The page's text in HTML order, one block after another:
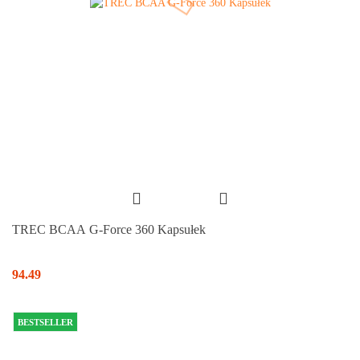
TREC BCAA G-Force 360 Kapsułek
94.49
BESTSELLER